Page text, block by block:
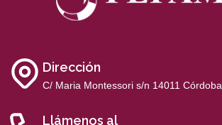
Dirección
C/ Maria Montessori s/n 14011 Córdoba
Llámenos al